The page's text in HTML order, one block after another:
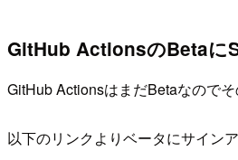
GitHub ActionsのBetaに
GitHub ActionsはまだBetaなので
以下のリンクよりベータにサイン